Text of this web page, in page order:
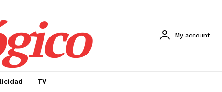
My account
TV